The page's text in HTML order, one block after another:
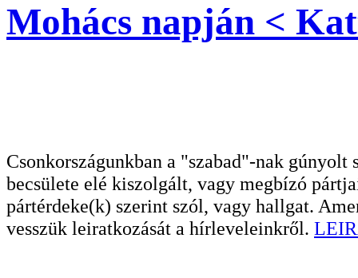
Mohács napján <
Csonkországunkban a "szabad"-nak
becsülete elé kiszolgált, vagy megbízó
pártérdeke(k) szerint szól, vagy hallgat.
vesszük leiratkozását a hírleveleinkről.